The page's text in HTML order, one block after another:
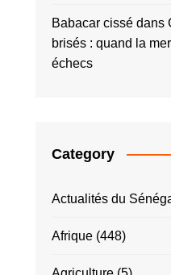
Babacar cissé dans
brisés : quand la
échecs
Category
Actualités du
Afrique (448)